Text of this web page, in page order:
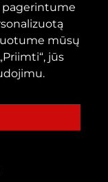
tattoo.lt
tattoo.com
pagerintume
mūsų
jūs